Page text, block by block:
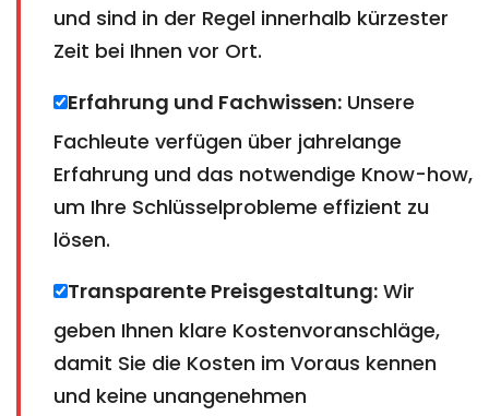
und sind in der Regel innerhalb kürzester
Zeit bei Ihnen vor Ort.
Erfahrung und Fachwissen: Unsere
Fachleute verfügen über jahrelange
Erfahrung und das notwendige Know-how,
um Ihre Schlüsselprobleme effizient zu
lösen.
Transparente Preisgestaltung: Wir
geben Ihnen klare Kostenvoranschläge,
damit Sie die Kosten im Voraus kennen
und keine unangenehmen